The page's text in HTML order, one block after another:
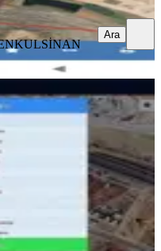
SİNAN
Ara
Yakın Ticari
Sanayi Arsası